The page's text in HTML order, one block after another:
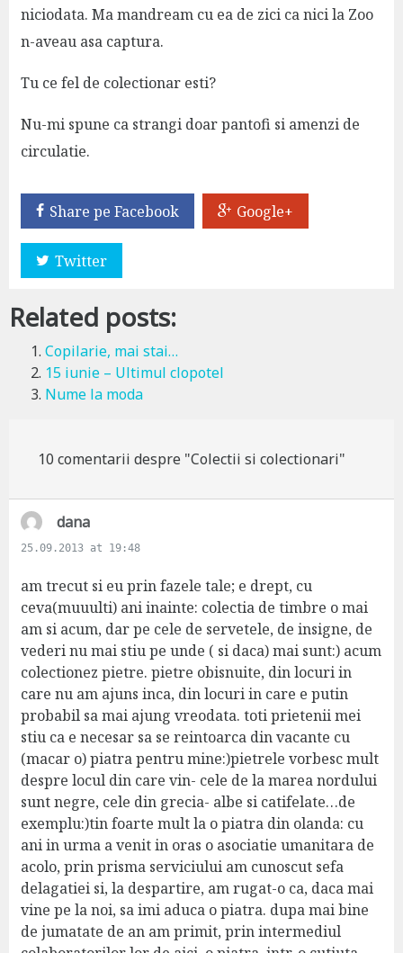
niciodata. Ma mandream cu ea de zici ca nici la Zoo
n-aveau asa captura.
Tu ce fel de colectionar esti?
Nu-mi spune ca strangi doar pantofi si amenzi de
circulatie.
Share pe Facebook Google+
Twitter
Related posts:
Copilarie, mai stai…
15 iunie – Ultimul clopotel
Nume la moda
10 comentarii despre "Colectii si colectionari"
danas
a
s
:
25.09.2013 at 19:48
am trecut si eu prin fazele tale; e drept, cu
ceva(muuulti) ani inainte: colectia de timbre o mai
am si acum, dar pe cele de servetele, de insigne, de
vederi nu mai stiu pe unde ( si daca) mai sunt:) acum
colectionez pietre. pietre obisnuite, din locuri in
care nu am ajuns inca, din locuri in care e putin
probabil sa mai ajung vreodata. toti prietenii mei
stiu ca e necesar sa se reintoarca din vacante cu
(macar o) piatra pentru mine:)pietrele vorbesc mult
despre locul din care vin- cele de la marea nordului
sunt negre, cele din grecia- albe si catifelate…de
exemplu:)tin foarte mult la o piatra din olanda: cu
ani in urma a venit in oras o asociatie umanitara de
acolo, prin prisma serviciului am cunoscut sefa
delagatiei si, la despartire, am rugat-o ca, daca mai
vine pe la noi, sa imi aduca o piatra. dupa mai bine
de jumatate de an am primit, prin intermediul